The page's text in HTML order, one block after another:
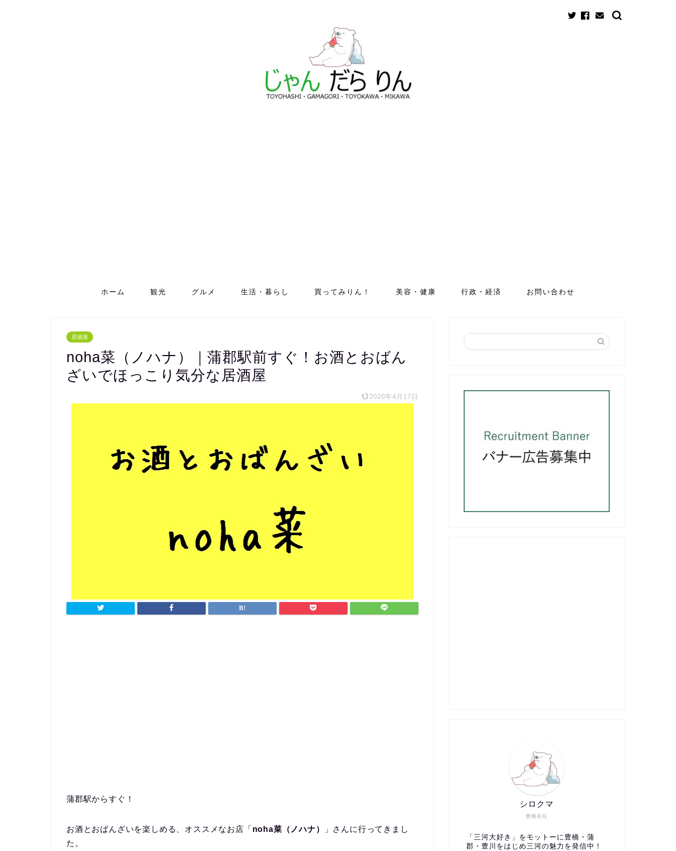
ホーム 観光 グルメ 生活・暮らし 買ってみりん！ 美容・健康 行政・経済 お問い合わせ
居酒屋
noha菜（ノハナ）｜蒲郡駅前すぐ！お酒とおばん
ざいでほっこり気分な居酒屋
2020年4月17日
蒲郡駅からすぐ！
お酒とおばんざいを楽しめる、オススメなお店「 noha菜（ノハナ）
」さんに行ってきまし
た。
豊橋在住
シロクマ
「三河大好き」をモットーに豊橋・蒲
郡・豊川をはじめ三河の魅力を発信中！